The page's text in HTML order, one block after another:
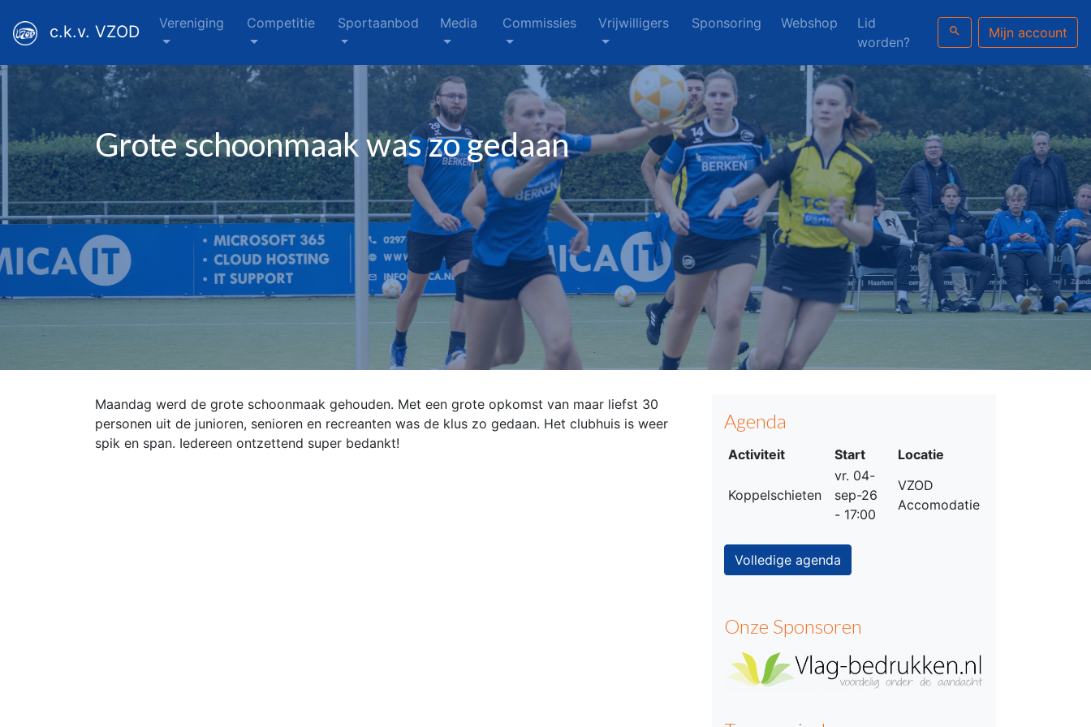
c.k.v. VZOD Vereniging Competitie Sportaanbod Media Commissies Vrijwilligers Sponsoring Webshop
Lid
worden?
search Mijn account
Grote schoonmaak was zo gedaan
Maandag werd de grote schoonmaak gehouden. Met een grote opkomst van maar liefst 30
personen uit de junioren, senioren en recreanten was de klus zo gedaan. Het clubhuis is weer
spik en span. Iedereen ontzettend super bedankt!
Agenda
Activiteit Start Locatie
Koppelschieten
vr. 04-
sep-26
- 17:00
VZOD
Accomodatie
Volledige agenda
Onze Sponsoren